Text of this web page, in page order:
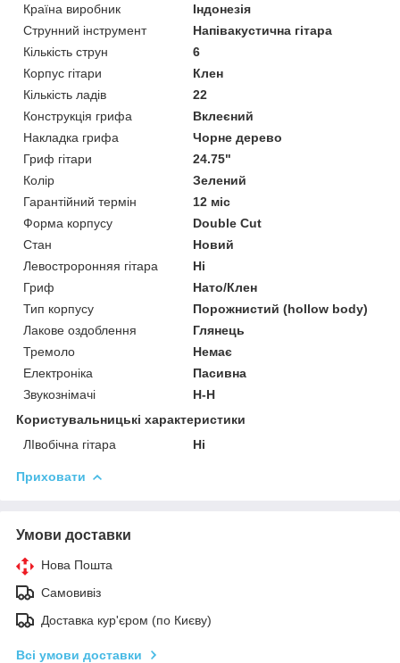
Країна виробник
Індонезія
Струнний інструмент
Напівакустична гітара
Кількість струн
6
Корпус гітари
Клен
Кількість ладів
22
Конструкція грифа
Вклеєний
Накладка грифа
Чорне дерево
Гриф гітари
24.75"
Колір
Зелений
Гарантійний термін
12 міс
Форма корпусу
Double Cut
Стан
Новий
Левостроронняя гітара
Ні
Гриф
Нато/Клен
Тип корпусу
Порожнистий (hollow body)
Лакове оздоблення
Глянець
Тремоло
Немає
Електроніка
Пасивна
Звукознімачі
H-H
Користувальницькі характеристики
ЛІвобічна гітара
Ні
Приховати
Умови доставки
Нова Пошта
Самовивіз
Доставка кур'єром (по Києву)
Всі умови доставки